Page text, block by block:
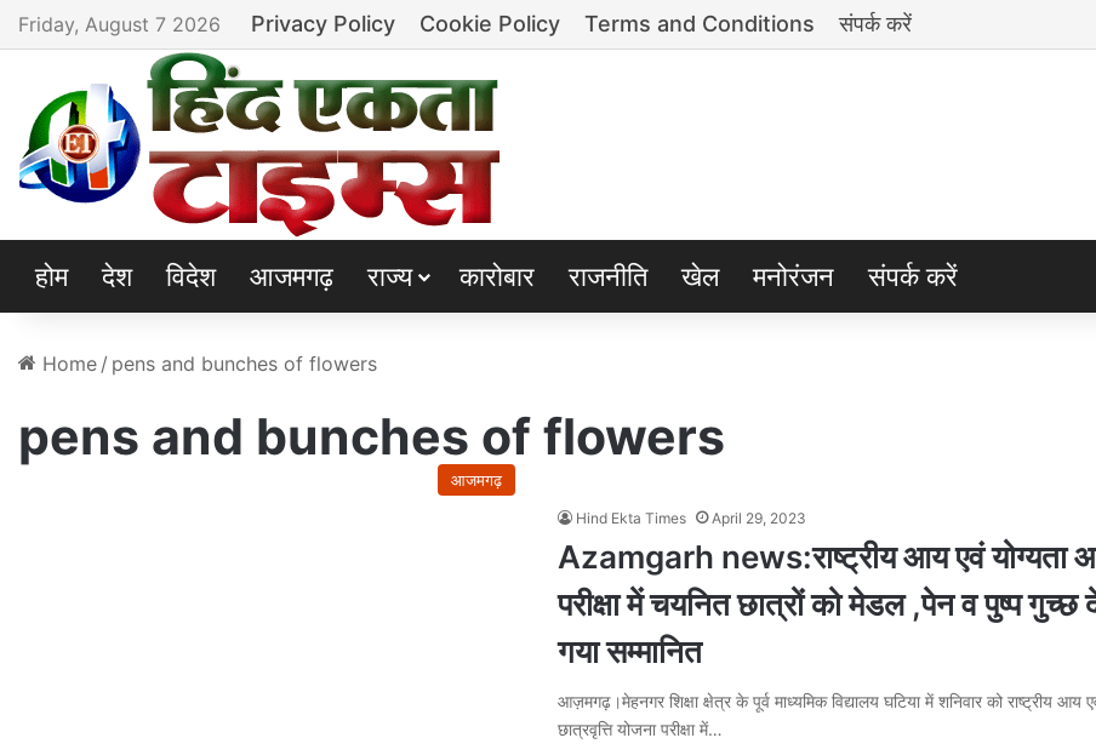
Friday, August 7 2026 Privacy Policy Cookie Policy Terms and Conditions संपर्क करें
होम देश विदेश आजमगढ़ राज्य कारोबार राजनीति खेल मनोरंजन संपर्क करें
Home / pens and bunches of flowers
pens and bunches of flowers
आजमगढ़
Hind Ekta Times April 29, 2023
Azamgarh news:राष्ट्रीय आय एवं योग्यता
परीक्षा में चयनित छात्रों को मेडल ,पेन व पुष्प गुच्छ
गया सम्मानित
आज़मगढ़।मेहनगर शिक्षा क्षेत्र के पूर्व माध्यमिक विद्यालय घटिया में शनिवार को राष्ट्रीय आय
छात्रवृत्ति योजना परीक्षा में…